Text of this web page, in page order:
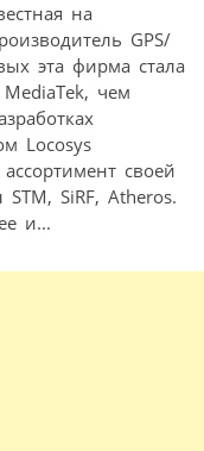
на
GPS/
эта фирма стала
чем
Locosys
своей
SiRF, Atheros.
и...